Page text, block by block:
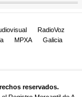
RadioVoz
MPXA
Galicia
reservados.